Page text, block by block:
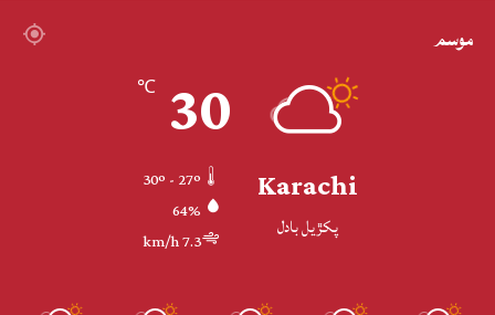
موسم
Karachi
پکڙيل بادل
30
℃
64%
7.3 km/h